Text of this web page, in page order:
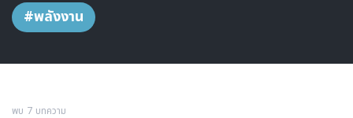
#พลังงาน
พบ 7 บทความ